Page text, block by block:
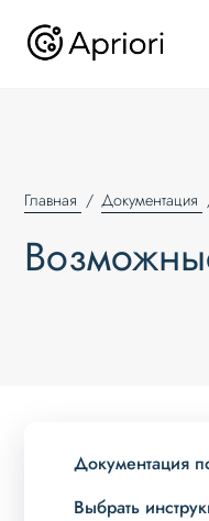
Главная Документация
Документация
Выбрать